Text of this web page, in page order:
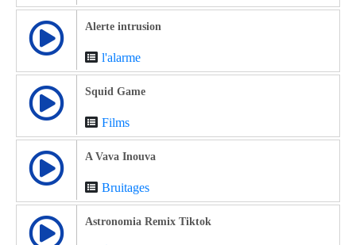
Alerte intrusion
l'alarme
Squid Game
Films
A Vava Inouva
Bruitages
Astronomia Remix Tiktok